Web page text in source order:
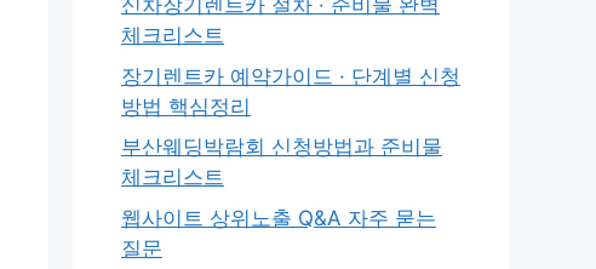
신차장기렌트카 절차 · 준비물 완벽
체크리스트
장기렌트카 예약가이드 · 단계별 신청
방법 핵심정리
부산웨딩박람회 신청방법과 준비물
체크리스트
웹사이트 상위노출 Q&A 자주 묻는
질문